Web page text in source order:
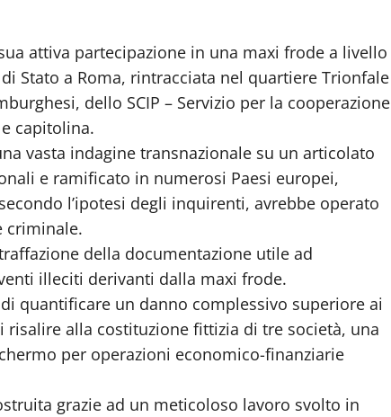
attiva partecipazione in una maxi frode a livello
Stato a Roma, rintracciata nel quartiere Trionfale
dello SCIP – Servizio per la cooperazione
capitolina.
vasta indagine transnazionale su un articolato
e ramificato in numerosi Paesi europei,
l’ipotesi degli inquirenti, avrebbe operato
criminale.
della documentazione utile ad
illeciti derivanti dalla maxi frode.
quantificare un danno complessivo superiore ai
alla costituzione fittizia di tre società, una
per operazioni economico-finanziarie
grazie ad un meticoloso lavoro svolto in